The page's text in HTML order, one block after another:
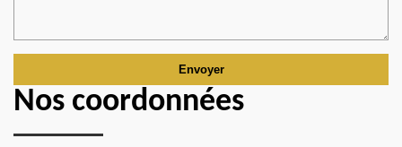
Nos coordonnées